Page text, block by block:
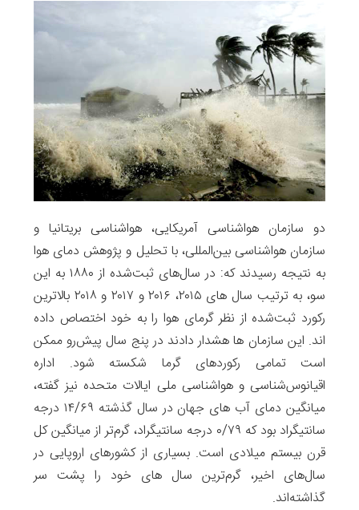
دو سازمان هواشناسی آمریکایی، هواشناسی بریتانیا و
سازمان هواشناسی بین‌المللی، با تحلیل و پژوهش دمای هوا
به نتیجه رسیدند که: در سال‌های ثبت‌شده از ۱۸۸۰ به این
سو، به ترتیب سال های ۲۰۱۵، ۲۰۱۶ و ۲۰۱۷ و ۲۰۱۸ بالاترین
رکورد ثبت‌شده از نظر گرمای هوا را به خود اختصاص داده
اند. این سازمان ها هشدار دادند در پنج سال پیش‌رو ممکن
است تمامی رکوردهای گرما شکسته شود. اداره
اقیانوس‌شناسی و هواشناسی ملی ایالات متحده نیز گفته،
میانگین دمای آب های جهان در سال گذشته ۱۴/۶۹ درجه
سانتیگراد بود که ۰/۷۹ درجه سانتیگراد، گرم‌تر از میانگین کل
قرن بیستم میلادی‌ است. بسیاری از کشورهای اروپایی در
سال‌های اخیر، گرم‌ترین سال های خود را پشت سر
گذاشته‌اند.